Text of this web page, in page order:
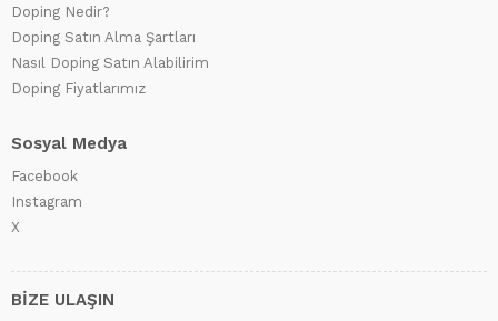
Doping Nedir?
Doping Satın Alma Şartları
Nasıl Doping Satın Alabilirim
Doping Fiyatlarımız
Sosyal Medya
Facebook
Instagram
X
BİZE ULAŞIN